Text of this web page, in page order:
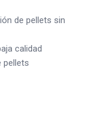
de pellets sin
calidad
pellets